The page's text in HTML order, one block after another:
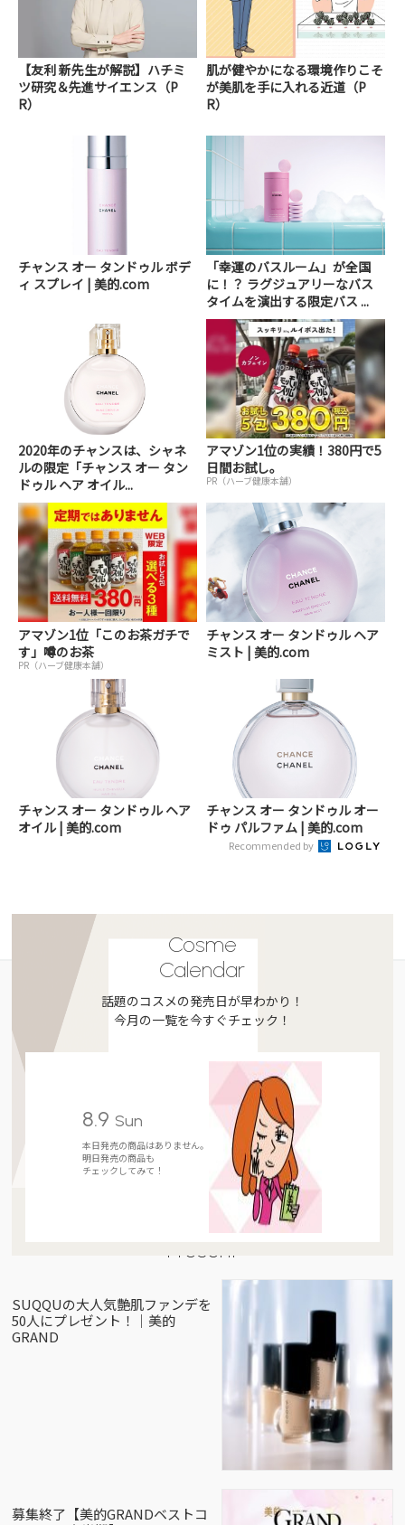
【友利 新先生が解説】ハチミ
ツ研究＆先進サイエンス（P
R）
肌が健やかになる環境作りこそ
が美肌を手に入れる近道（P
R）
チャンス オー タンドゥル ボデ
ィ スプレイ | 美的.com
「幸運のバスルーム」が全国
に！？ ラグジュアリーなバス
タイムを演出する限定バス ...
2020年のチャンスは、シャネ
ルの限定「チャンス オー タン
ドゥル ヘア オイル...
アマゾン1位の実績！380円で5
日間お試し。
PR（ハーブ健康本舗）
アマゾン1位「このお茶ガチで
す」噂のお茶
PR（ハーブ健康本舗）
チャンス オー タンドゥル ヘア
ミスト | 美的.com
チャンス オー タンドゥル ヘア
オイル | 美的.com
チャンス オー タンドゥル オー
ドゥ パルファム | 美的.com
Recommended by
Cosme
Calendar
話題のコスメの発売日が早わかり！
今月の一覧を今すぐチェック！
8.9 Sun
本日発売の商品はありません。
明日発売の商品も
チェックしてみて！
Present
SUQQUの大人気艶肌ファンデを
50人にプレゼント！｜美的
GRAND
募集終了【美的GRANDベストコ